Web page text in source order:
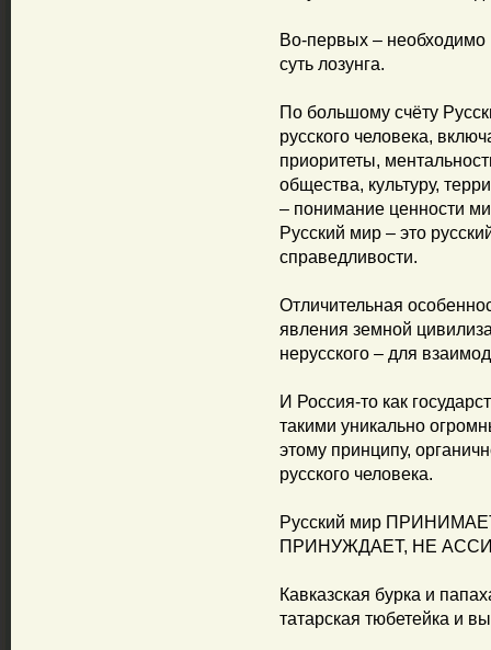
Во-первых – необходимо
суть лозунга.
По большому счёту
русского человека,
приоритеты,
общества, культуру,
– понимание ценности
Русский мир – это
справедливости.
Отличительная
явления земной
нерусского – для
И Россия-то как
такими уникально
этому принципу,
русского человека.
Русский мир
ПРИНУЖДАЕТ, НЕ
Кавказская бурка и
татарская тюбетейка и